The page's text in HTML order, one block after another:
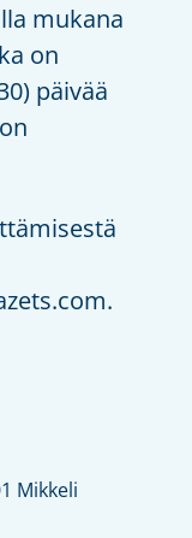
mukana
on
päivää
Mikkeli